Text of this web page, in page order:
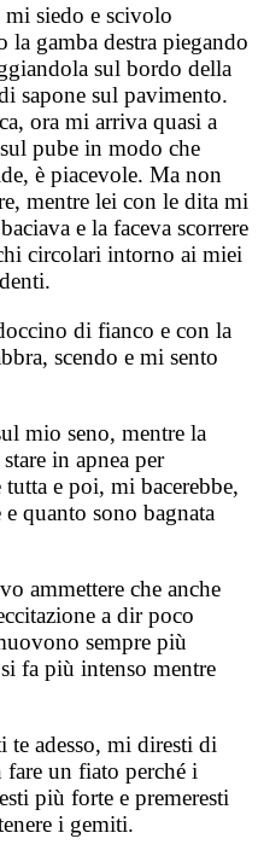
siedo e scivolo
la gamba destra piegando
sul bordo della
sapone sul pavimento.
ora mi arriva quasi a
pube in modo che
è piacevole. Ma non
mentre lei con le dita mi
e la faceva scorrere
circolari intorno ai miei
di fianco e con la
scendo e mi sento
mio seno, mentre la
in apnea per
tutta e poi, mi bacerebbe,
quanto sono bagnata
ammettere che anche
a dir poco
sempre più
fa più intenso mentre
te adesso, mi diresti di
fare un fiato perché i
più forte e premeresti
i gemiti.